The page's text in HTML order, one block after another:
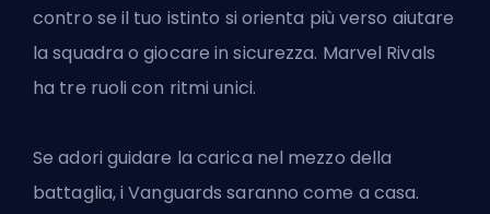
contro se il tuo istinto si orienta più verso aiutare
la squadra o giocare in sicurezza. Marvel Rivals
ha tre ruoli con ritmi unici.
Se adori guidare la carica nel mezzo della
battaglia, i Vanguards saranno come a casa.